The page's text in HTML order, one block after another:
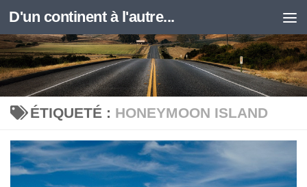
Skip to content
D'un continent à l'autre...
ÉTIQUETÉ : HONEYMOON ISLAND